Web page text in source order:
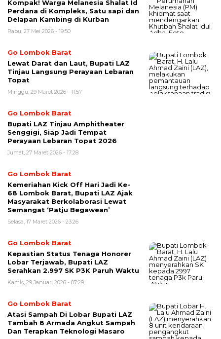
Kompak! Warga Melanesia Shalat Id
Perdana di Kompleks, Satu sapi dan
Delapan Kambing di Kurban
Rabu, 27 Mei 2026 - 19:50
Go Lombok Barat
Lewat Darat dan Laut, Bupati LAZ
Tinjau Langsung Perayaan Lebaran
Topat
Minggu, 29 Maret 2026 - 11:57
Go Lombok Barat
Bupati LAZ Tinjau Amphitheater
Senggigi, Siap Jadi Tempat
Perayaan Lebaran Topat 2026
Jumat, 27 Maret 2026 - 17:28
Go Lombok Barat
Kemeriahan Kick Off Hari Jadi Ke-
68 Lombok Barat, Bupati LAZ Ajak
Masyarakat Berkolaborasi Lewat
Semangat ‘Patju Begawean’
Selasa, 17 Maret 2026 - 23:26
Go Lombok Barat
Kepastian Status Tenaga Honorer
Lobar Terjawab, Bupati LAZ
Serahkan 2.997 SK P3K Paruh Waktu
Kamis, 29 Januari 2026 - 07:29
Go Lombok Barat
Atasi Sampah Di Lobar Bupati LAZ
Tambah 8 Armada Angkut Sampah
Dan Terapkan Teknologi Masaro